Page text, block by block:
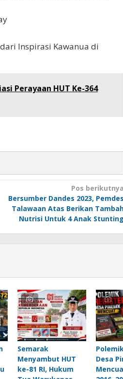
Inspirasi Kawanua di
Perayaan HUT Ke-364
Pos berikutnya
Bersumber Dandes 2023, Pemdes
Talawaan Atas Berikan
Nutrisi Untuk 4 Anak Stunting
Semarak
Menyambut HUT
ke-81 RI, Hukum
Desa